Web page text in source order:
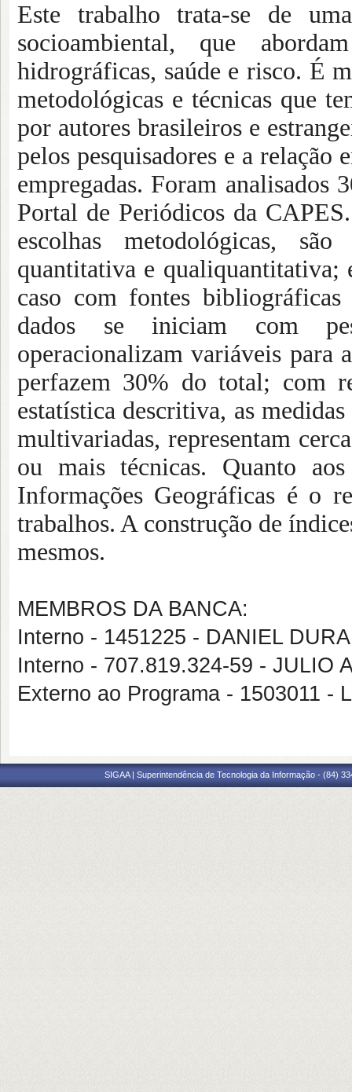
Este trabalho trata-se de
socioambiental, que
hidrográficas, saúde e risco. É
metodológicas e técnicas que
por autores brasileiros e
pelos pesquisadores e a relação
empregadas. Foram analisados
Portal de Periódicos da
escolhas metodológicas,
quantitativa e qualiquantitativa;
caso com fontes
dados se iniciam com
operacionalizam variáveis para
perfazem 30% do total; com
estatística descritiva, as
multivariadas, representam
ou mais técnicas. Quanto
Informações Geográficas é o
trabalhos. A construção de
mesmos.
MEMBROS DA BANCA:
Interno - 1451225 - DANIEL
Interno - 707.819.324-59 - JULIO
Externo ao Programa - 1503011 -
SIGAA | Superintendência de Tecnologia da Informação - (84)